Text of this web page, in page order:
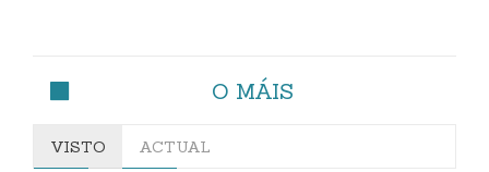
O MÁIS
VISTO ACTUAL